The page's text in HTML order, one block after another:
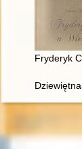
Fryderyk